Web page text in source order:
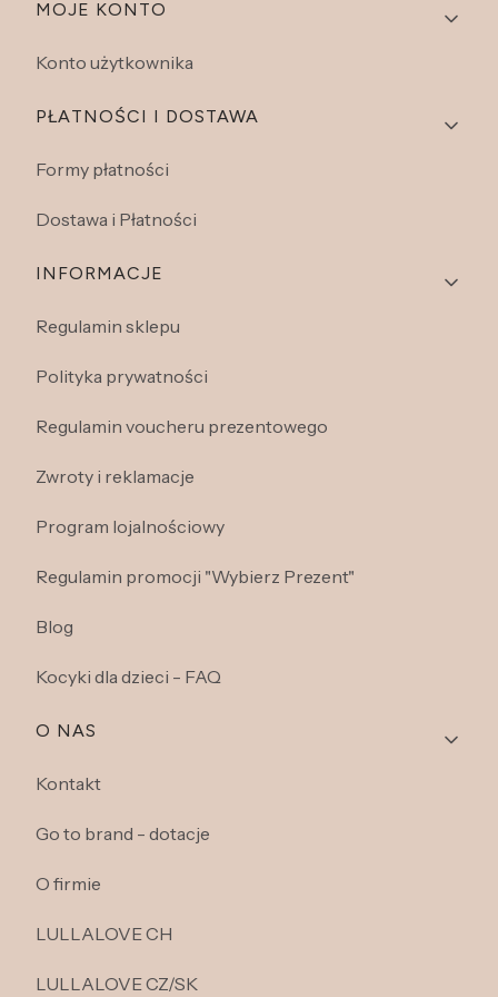
Linki w stopce
MOJE KONTO
Konto użytkownika
PŁATNOŚCI I DOSTAWA
Formy płatności
Dostawa i Płatności
INFORMACJE
Regulamin sklepu
Polityka prywatności
Regulamin voucheru prezentowego
Zwroty i reklamacje
Program lojalnościowy
Regulamin promocji "Wybierz Prezent"
Blog
Kocyki dla dzieci - FAQ
O NAS
Kontakt
Go to brand - dotacje
O firmie
LULLALOVE CH
LULLALOVE CZ/SK